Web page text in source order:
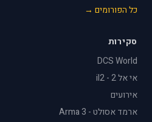
כל הפורומים →
סקירות
DCS World
אי אל 2 - il2
אירועים
ארמד אסולט - Arma 3